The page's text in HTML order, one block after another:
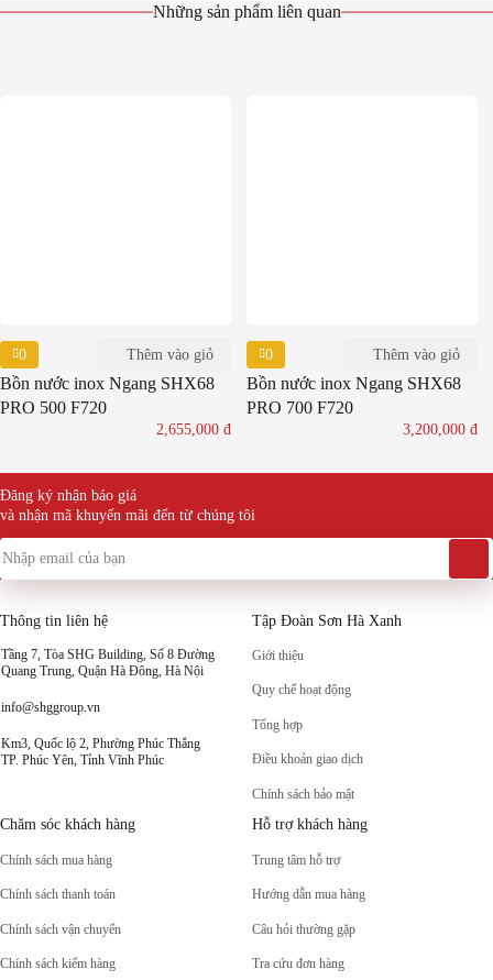
Những sản phẩm liên quan
0 Thêm vào giỏ
Bồn nước inox Ngang SHX68
PRO 500 F720
2,655,000 đ
0 Thêm vào giỏ
Bồn nước inox Ngang SHX68
PRO 700 F720
3,200,000 đ
Đăng ký nhận báo giá
và nhận mã khuyến mãi đến từ chúng tôi
Thông tin liên hệ
Tầng 7, Tòa SHG Building, Số 8 Đường
Quang Trung, Quận Hà Đông, Hà Nội
info@shggroup.vn
Km3, Quốc lộ 2, Phường Phúc Thắng
TP. Phúc Yên, Tỉnh Vĩnh Phúc
Tập Đoàn Sơn Hà Xanh
Giới thiệu
Quy chế hoạt động
Tổng hợp
Điều khoản giao dịch
Chính sách bảo mật
Chăm sóc khách hàng
Chính sách mua hàng
Chính sách thanh toán
Chính sách vận chuyển
Chính sách kiểm hàng
Hỗ trợ khách hàng
Trung tâm hỗ trợ
Hướng dẫn mua hàng
Câu hỏi thường gặp
Tra cứu đơn hàng